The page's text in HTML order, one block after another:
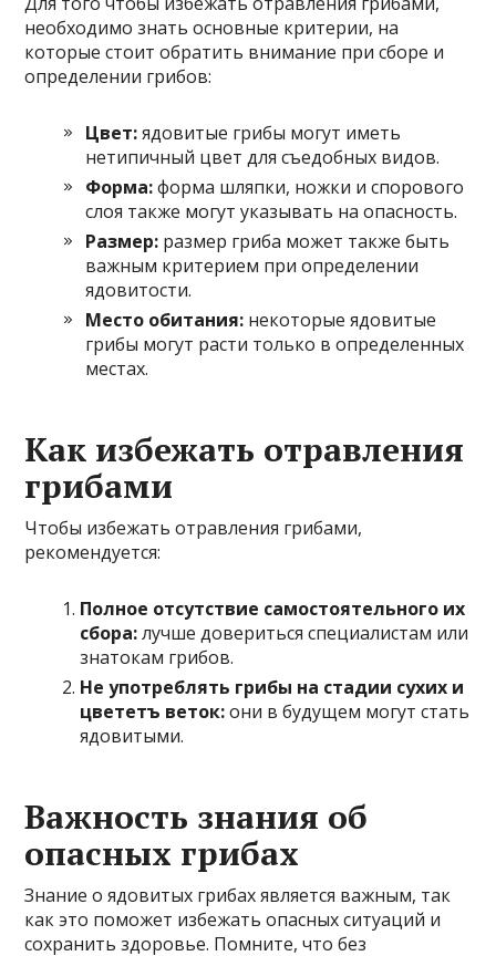
необходимо знать основные критерии, на
которые стоит обратить внимание при сборе и
определении грибов:
Цвет:ядовитые грибы могут иметь
нетипичный цвет для съедобных видов.
Форма:форма шляпки, ножки и спорового
слоя также могут указывать на опасность.
Размер: размер гриба может также быть
важным критерием при определении
ядовитости.
Место обитания: некоторые ядовитые
грибы могут расти только в определенных
местах.
Как избежать отравления
грибами
Чтобы избежать отравления грибами,
рекомендуется:
Полное отсутствие самостоятельного их
сбора:лучше довериться специалистам или
знатокам грибов.
Не употреблять грибы на стадии сухих и
цвететъ веток:они в будущем могут стать
ядовитыми.
Важность знания об
опасных грибах
Знание о ядовитых грибах является важным, так
как это поможет избежать опасных ситуаций и
сохранить здоровье. Помните, что без